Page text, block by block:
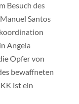
Besuch des
Santos
Angela
Opfer von
bewaffneten
ist ein